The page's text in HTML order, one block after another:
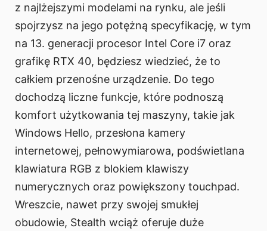
z najlżejszymi modelami na rynku, ale jeśli
spojrzysz na jego potężną specyfikację, w tym
na 13. generacji procesor Intel Core i7 oraz
grafikę RTX 40, będziesz wiedzieć, że to
całkiem przenośne urządzenie. Do tego
dochodzą liczne funkcje, które podnoszą
komfort użytkowania tej maszyny, takie jak
Windows Hello, przesłona kamery
internetowej, pełnowymiarowa, podświetlana
klawiatura RGB z blokiem klawiszy
numerycznych oraz powiększony touchpad.
Wreszcie, nawet przy swojej smukłej
obudowie, Stealth wciąż oferuje duże